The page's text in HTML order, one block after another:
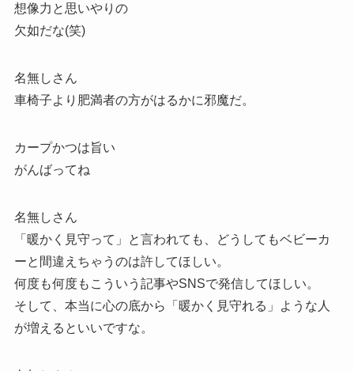
想像力と思いやりの
欠如だな(笑)
名無しさん
車椅子より肥満者の方がはるかに邪魔だ。
カープかつは旨い
がんばってね
名無しさん
「暖かく見守って」と言われても、どうしてもベビーカ
ーと間違えちゃうのは許してほしい。
何度も何度もこういう記事やSNSで発信してほしい。
そして、本当に心の底から「暖かく見守れる」ような人
が増えるといいですな。